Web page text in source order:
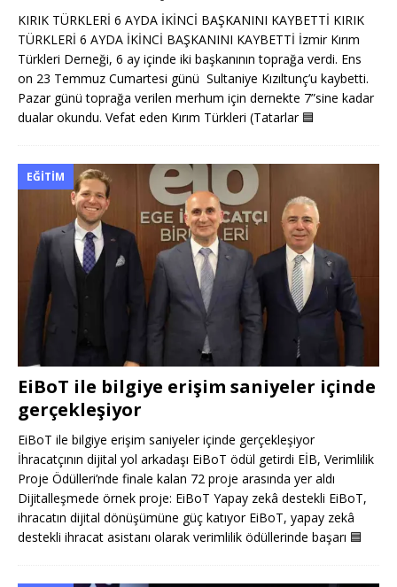
KIRIK TÜRKLERİ 6 AYDA İKİNCİ BAŞKANINI KAYBETTİ KIRIK
TÜRKLERİ 6 AYDA İKİNCİ BAŞKANINI KAYBETTİ İzmir Kırım
Türkleri Derneği, 6 ay içinde iki başkanının toprağa verdi. Ens
on 23 Temmuz Cumartesi günü Sultaniye Kızıltunç’u kaybetti.
Pazar günü toprağa verilen merhum için dernekte 7”sine kadar
dualar okundu. Vefat eden Kırım Türkleri (Tatarlar 🟦
EĞITIM
EiBoT ile bilgiye erişim saniyeler içinde
gerçekleşiyor
EiBoT ile bilgiye erişim saniyeler içinde gerçekleşiyor
İhracatçının dijital yol arkadaşı EiBoT ödül getirdi EİB, Verimlilik
Proje Ödülleri’nde finale kalan 72 proje arasında yer aldı
Dijitalleşmede örnek proje: EiBoT Yapay zekâ destekli EiBoT,
ihracatın dijital dönüşümüne güç katıyor EiBoT, yapay zekâ
destekli ihracat asistanı olarak verimlilik ödüllerinde başarı 🟦